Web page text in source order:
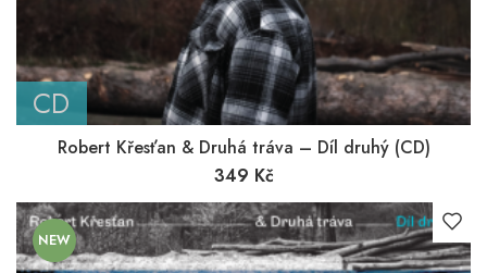
CD
Robert Křesťan & Druhá tráva – Díl druhý (CD)
349 Kč
NEW